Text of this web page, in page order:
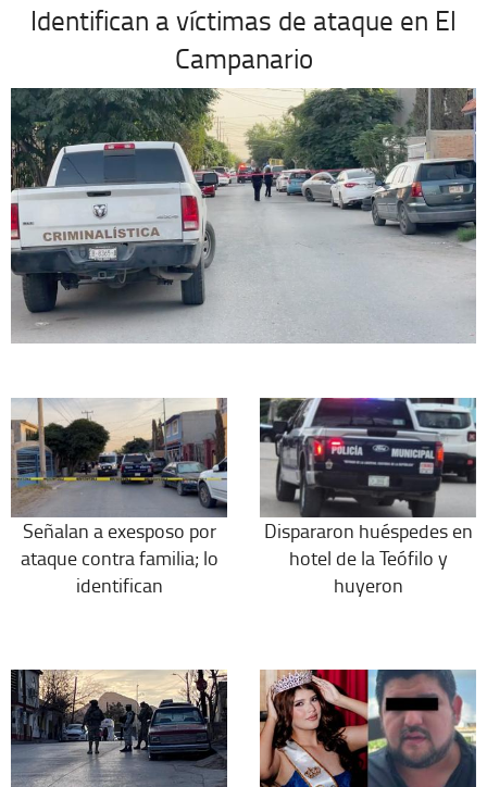
Identifican a víctimas de ataque en El
Campanario
Señalan a exesposo por
ataque contra familia; lo
identifican
Dispararon huéspedes en
hotel de la Teófilo y
huyeron